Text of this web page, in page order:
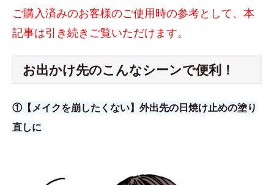
ご購入済みのお客様のご使用時の参考として、本
記事は引き続きご覧いただけます。
お出かけ先のこんなシーンで便利！
①【メイクを崩したくない】外出先の日焼け止めの塗り
直しに